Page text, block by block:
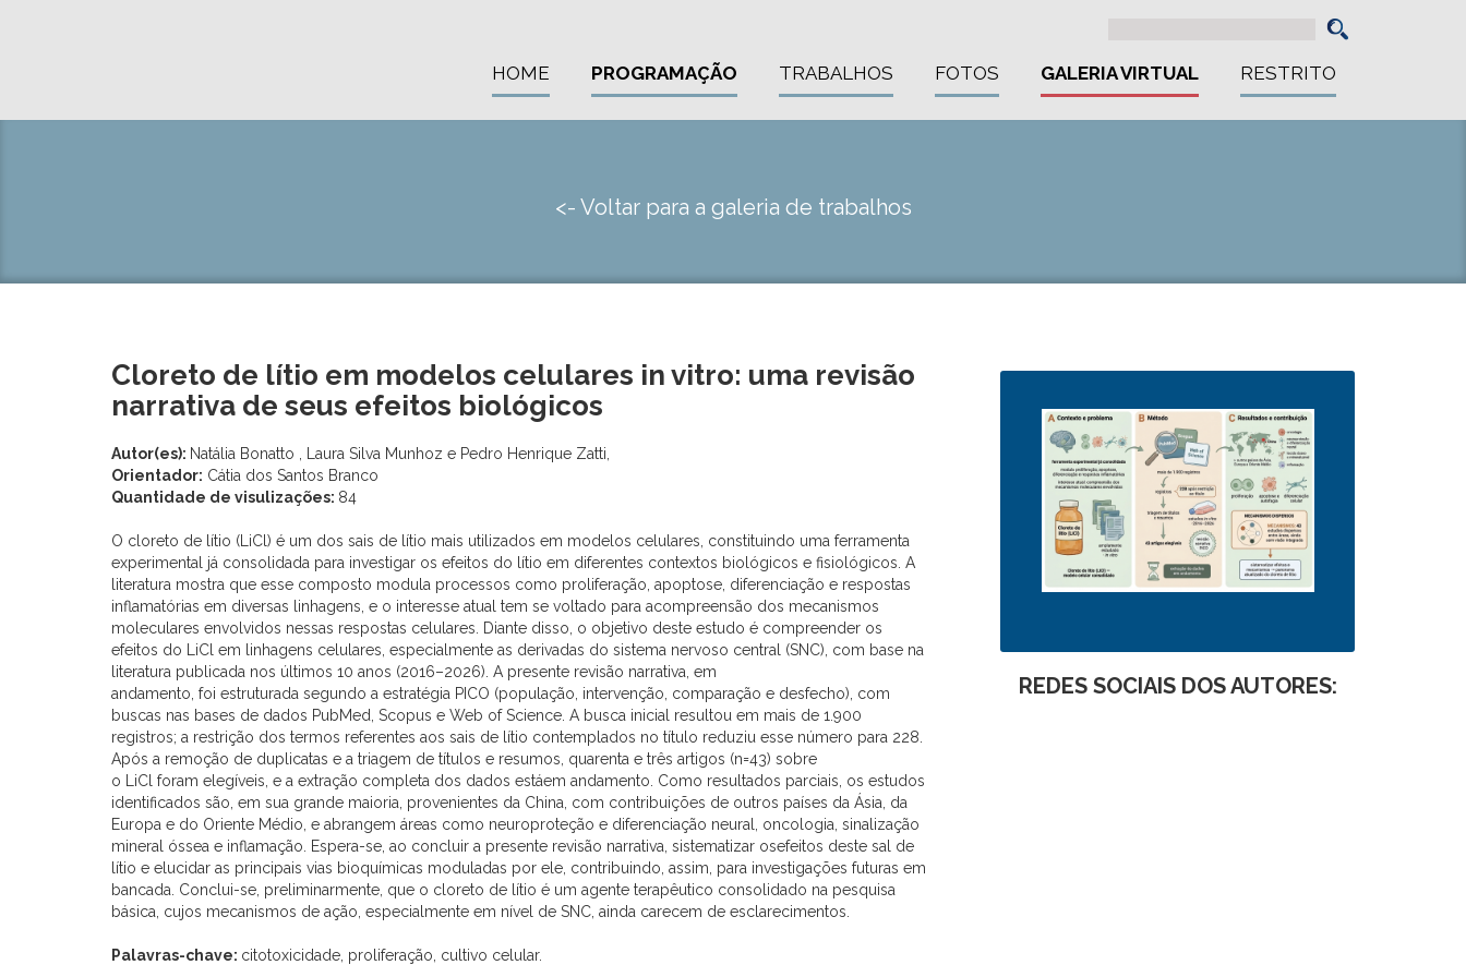
HOME PROGRAMAÇÃO TRABALHOS FOTOS GALERIA VIRTUAL RESTRITO
<- Voltar para a galeria de trabalhos
Cloreto de lítio em modelos celulares in vitro: uma revisão
narrativa de seus efeitos biológicos
Autor(es): Natália Bonatto , Laura Silva Munhoz e Pedro Henrique Zatti,
Orientador: Cátia dos Santos Branco
Quantidade de visulizações: 84
O cloreto de lítio (LiCl) é um dos sais de lítio mais utilizados em modelos celulares, constituindo uma ferramenta
experimental já consolidada para investigar os efeitos do lítio em diferentes contextos biológicos e fisiológicos. A
literatura mostra que esse composto modula processos como proliferação, apoptose, diferenciação e respostas
inflamatórias em diversas linhagens, e o interesse atual tem se voltado para acompreensão dos mecanismos
moleculares envolvidos nessas respostas celulares. Diante disso, o objetivo deste estudo é compreender os
efeitos do LiCl em linhagens celulares, especialmente as derivadas do sistema nervoso central (SNC), com base na
literatura publicada nos últimos 10 anos (2016–2026). A presente revisão narrativa, em
andamento, foi estruturada segundo a estratégia PICO (população, intervenção, comparação e desfecho), com
buscas nas bases de dados PubMed, Scopus e Web of Science. A busca inicial resultou em mais de 1.900
registros; a restrição dos termos referentes aos sais de lítio contemplados no título reduziu esse número para 228.
Após a remoção de duplicatas e a triagem de títulos e resumos, quarenta e três artigos (n=43) sobre
o LiCl foram elegíveis, e a extração completa dos dados estáem andamento. Como resultados parciais, os estudos
identificados são, em sua grande maioria, provenientes da China, com contribuições de outros países da Ásia, da
Europa e do Oriente Médio, e abrangem áreas como neuroproteção e diferenciação neural, oncologia, sinalização
mineral óssea e inflamação. Espera-se, ao concluir a presente revisão narrativa, sistematizar osefeitos deste sal de
lítio e elucidar as principais vias bioquímicas moduladas por ele, contribuindo, assim, para investigações futuras em
bancada. Conclui-se, preliminarmente, que o cloreto de lítio é um agente terapêutico consolidado na pesquisa
básica, cujos mecanismos de ação, especialmente em nível de SNC, ainda carecem de esclarecimentos.
Palavras-chave: citotoxicidade, proliferação, cultivo celular.
REDES SOCIAIS DOS AUTORES: